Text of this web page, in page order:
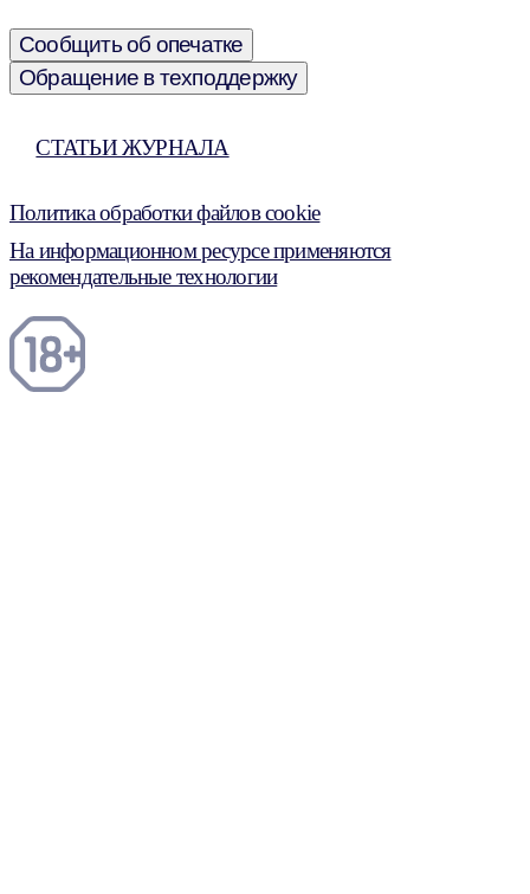
Сообщить об опечатке
Обращение в техподдержку
СТАТЬИ ЖУРНАЛА
Политика обработки файлов cookie
На информационном ресурсе применяются
рекомендательные технологии